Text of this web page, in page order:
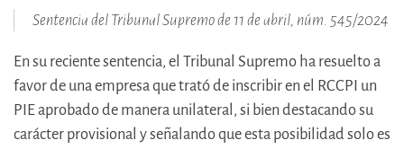
Sentencia del Tribunal Supremo de 11 de abril, núm. 545/2024
En su reciente sentencia, el Tribunal Supremo ha resuelto a
favor de una empresa que trató de inscribir en el RCCPI un
PIE aprobado de manera unilateral, si bien destacando su
carácter provisional y señalando que esta posibilidad solo es